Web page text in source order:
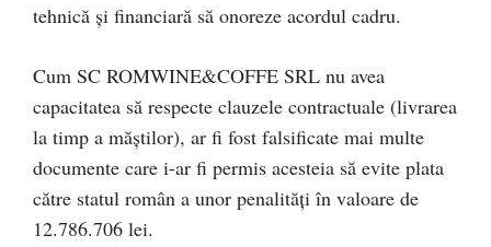
tehnică şi financiară să onoreze acordul cadru.
Cum SC ROMWINE&COFFE SRL nu avea
capacitatea să respecte clauzele contractuale (livrarea
la timp a măştilor), ar fi fost falsificate mai multe
documente care i-ar fi permis acesteia să evite plata
către statul român a unor penalităţi în valoare de
12.786.706 lei.